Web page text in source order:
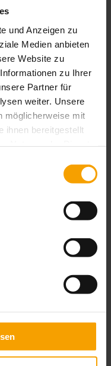
und Anzeigen zu
Medien anbieten
Website zu
zu Ihrer
Partner für
weiter. Unsere
möglicherweise mit
ihnen bereitgestellt